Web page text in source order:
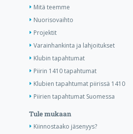
Mitä teemme
Nuorisovaihto
Projektit
Varainhankinta ja lahjoitukset
Klubin tapahtumat
Piirin 1410 tapahtumat
Klubien tapahtumat piirissä 1410
Piirien tapahtumat Suomessa
Tule mukaan
Kiinnostaako jäsenyys?